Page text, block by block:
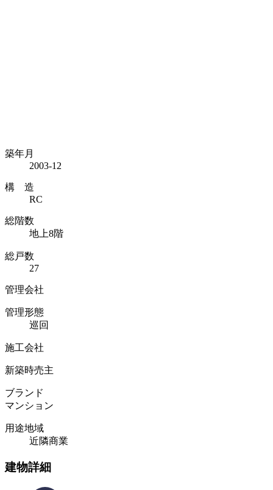
築年月
2003-12
構 造
RC
総階数
地上8階
総戸数
27
管理会社
管理形態
巡回
施工会社
新築時売主
ブランド
マンション
用途地域
近隣商業
建物詳細